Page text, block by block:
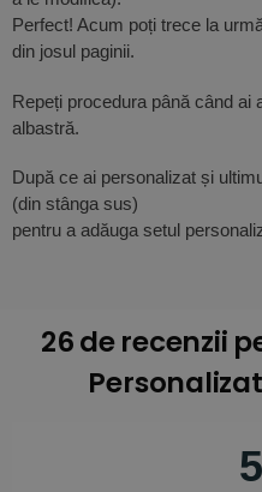
Perfect! Acum poți trece la
din josul paginii.
Repeți procedura până când ai
albastră.
După ce ai personalizat și
(din stânga sus)
pentru a adăuga setul
26 de recenzii